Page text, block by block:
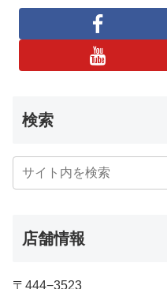
検索
店舗情報
〒444−3523